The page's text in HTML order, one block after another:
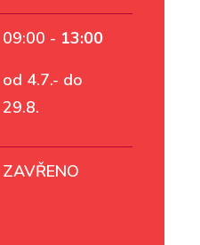
09:00 - 13:00
od 4.7.- do
29.8.
ZAVŘENO